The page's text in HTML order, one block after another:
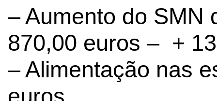
– Aumento do SMN
870,00 euros – +
– Alimentação nas